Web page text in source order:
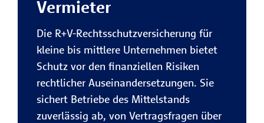
Sicherheit im Team.
Zur Rechtsschutzversicherung
für Firmenkunden
Umfassender Schutz für Ihren
Rechtliche Risiken rund um Ihre
gewerblich und privat genutzten
Fahrzeuge sind bestens abgesichert
– von Unfällen bis
Vertragsstreitigkeiten.
Vermieter
Die R+V-Rechtsschutzversicherung für
kleine bis mittlere Unternehmen bietet
Schutz vor den finanziellen Risiken
rechtlicher Auseinandersetzungen. Sie
sichert Betriebe des Mittelstands
zuverlässig ab, von Vertragsfragen über